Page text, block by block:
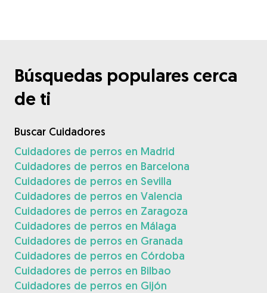
Búsquedas populares cerca
de ti
Buscar Cuidadores
Cuidadores de perros en Madrid
Cuidadores de perros en Barcelona
Cuidadores de perros en Sevilla
Cuidadores de perros en Valencia
Cuidadores de perros en Zaragoza
Cuidadores de perros en Málaga
Cuidadores de perros en Granada
Cuidadores de perros en Córdoba
Cuidadores de perros en Bilbao
Cuidadores de perros en Gijón